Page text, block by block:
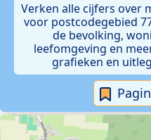
Verken alle cijfers over
voor postcodegebied
de bevolking,
leefomgeving en
grafieken en